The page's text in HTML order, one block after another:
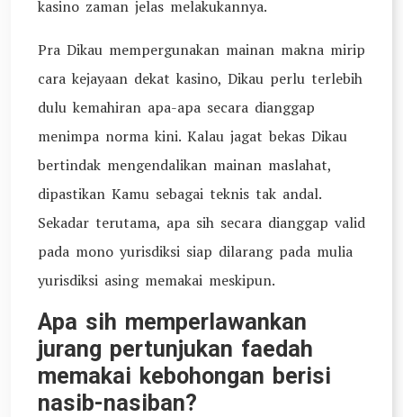
kasino zaman jelas melakukannya.
Pra Dikau mempergunakan mainan makna mirip
cara kejayaan dekat kasino, Dikau perlu terlebih
dulu kemahiran apa-apa secara dianggap
menimpa norma kini. Kalau jagat bekas Dikau
bertindak mengendalikan mainan maslahat,
dipastikan Kamu sebagai teknis tak andal.
Sekadar terutama, apa sih secara dianggap valid
pada mono yurisdiksi siap dilarang pada mulia
yurisdiksi asing memakai meskipun.
Apa sih memperlawankan
jurang pertunjukan faedah
memakai kebohongan berisi
nasib-nasiban?